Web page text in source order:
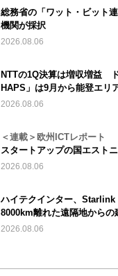
総務省の「ワット・ビット
機関が採択
2026.08.06
NTTの1Q決算は増収増益
HAPS」は9月から能登エリ
2026.08.06
＜連載＞欧州ICTレポート
スタートアップの国エスト
2026.08.06
ハイテクインター、
8000km離れた遠隔地からの
2026.08.06